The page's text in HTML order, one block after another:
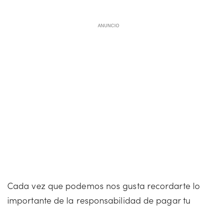
ANUNCIO
Cada vez que podemos nos gusta recordarte lo
importante de la responsabilidad de pagar tu